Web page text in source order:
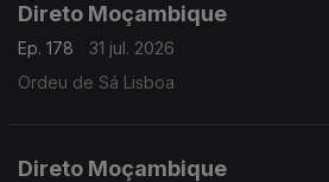
Direto Moçambique
Ep. 178
31 jul. 2026
Ordeu de Sá Lisboa
Direto Moçambique